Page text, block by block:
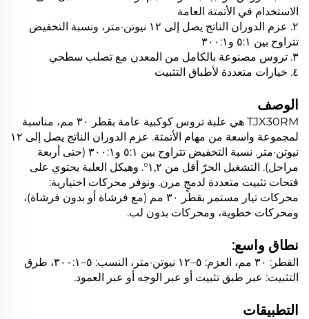
الاستخدام في الأتمتة العامة
٢. عزم الدوران الناتج يصل إلى ١٢ نيوتن·متر، ونسبة التخفيض
تتراوح بين ٥:١ و٣٠٠:١
٣. تروس مصنوعة بالكامل من المعدن مع تصلب سطحي
٤. خيارات متعددة لأطباق التثبيت
الوصف
TJX30RM هي علبة تروس كوكبية عامة بقطر ٣٠ مم، مناسبة
لمجموعة واسعة من مهام الأتمتة. عزم الدوران الناتج يصل إلى ١٢
نيوتن·متر. نسبة التخفيض تتراوح بين ٥:١ و٣٠٠:١ (حتى أربعة
مراحل). التشغيل الحرّ أقل من ١,٢°. وهيكل العلبة يحتوي على
فتحات تثبيت متعددة لدمجٍ مرن. ونوفر محركات اختيارية:
محركات تيار مستمر بقطر ٣٠ مم (مع فرشاة أو بدون فرشاة)،
ومحركات خطوية، ومحركات بدون لب.
نطاق واسع:
القطر: ٣٠ مم، العزم: ٥–١٢ نيوتن·متر، النسب: ٥–٣٠٠:١، طرق
التثبيت: عبر طبق تثبيت أو عبر الوجه أو عبر العمود.
التطبيقات